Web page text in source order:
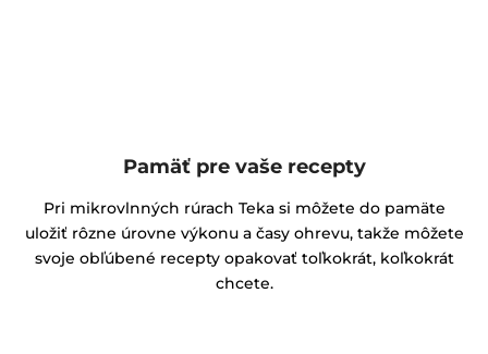
Pamäť pre vaše recepty
Pri mikrovlnných rúrach Teka si môžete do pamäte
uložiť rôzne úrovne výkonu a časy ohrevu, takže môžete
svoje obľúbené recepty opakovať toľkokrát, koľkokrát
chcete.